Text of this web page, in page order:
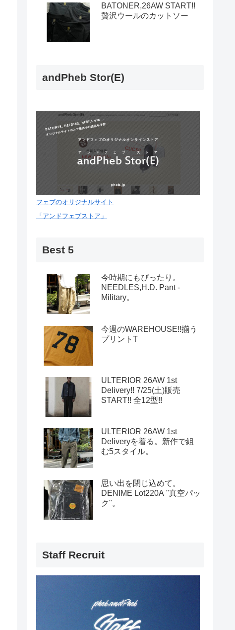
BATONER,26AW START!!
贅沢ウールのカットソー
andPheb Stor(E)
フェブのオリジナルサイト
「アンドフェブストア」
Best 5
今時期にもぴったり。
NEEDLES,H.D. Pant -
Military。
今週のWAREHOUSE!!揃う
プリントT
ULTERIOR 26AW 1st
Delivery!! 7/25(土)販売
START!! 全12型!!
ULTERIOR 26AW 1st
Deliveryを着る。新作で組
む5スタイル。
思い出を閉じ込めて。
DENIME Lot220A "真空パッ
ク"。
Staff Recruit